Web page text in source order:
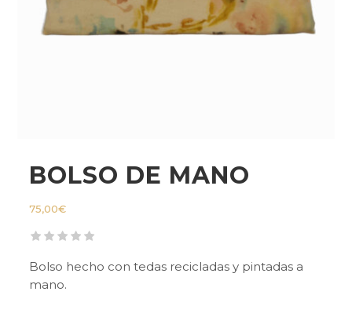
BOLSO DE MANO
75,00€
Bolso hecho con tedas recicladas y pintadas a
mano.